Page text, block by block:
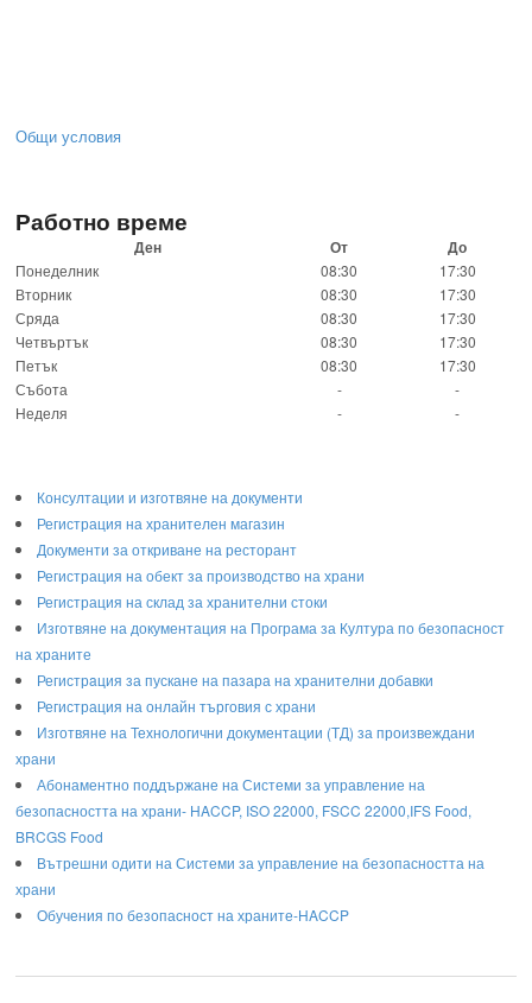
Общи условия
Работно време
Ден От До
Понеделник 08:30
17:30
Вторник
08:30
17:30
Сряда
08:30
17:30
Четвъртък
08:30
17:30
Петък
08:30
17:30
Събота
-
-
Неделя
- -
Консултации и изготвяне на документи
Регистрация на хранителен магазин
Документи за откриване на ресторант
Регистрация на обект за производство на храни
Регистрация на склад за хранителни стоки
Изготвяне на документация на Програма за Култура по безопасност
на храните
Регистрaция за пускане на пазара на хранителни добавки
Регистрация на онлайн търговия с храни
Изготвяне на Технологични документации (ТД) за произвеждани
храни
Абонаментно поддържане на Системи за управление на
безопасността на храни- HACCP, ISO 22000, FSCC 22000,IFS Food,
BRCGS Food
Вътрешни одити на Системи за управление на безопасността на
храни
Обучения по безопасност на храните-HACCP